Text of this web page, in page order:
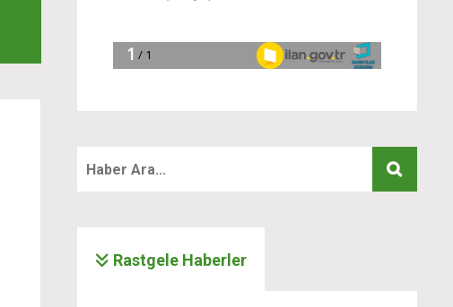
Rastgele Haberler